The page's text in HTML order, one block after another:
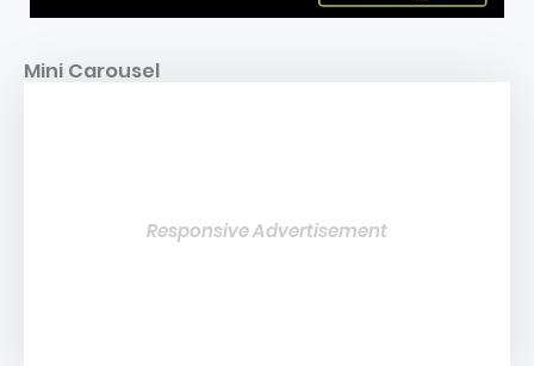
Mini Carousel
Responsive Advertisement